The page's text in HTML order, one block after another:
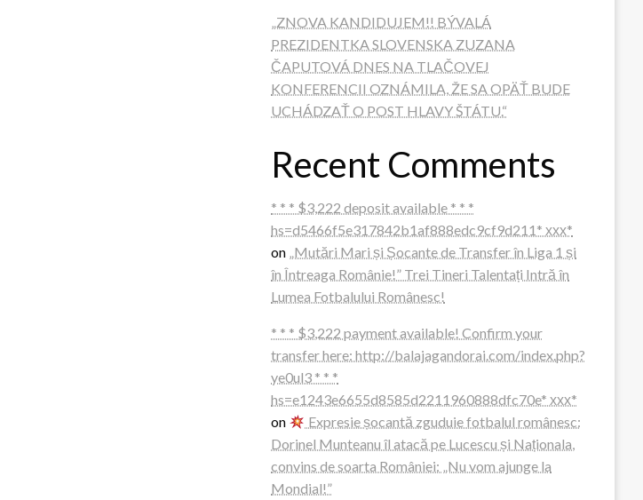
„ZNOVA KANDIDUJEM!! BÝVALÁ
PREZIDENTKA SLOVENSKA ZUZANA
ČAPUTOVÁ DNES NA TLAČOVEJ
KONFERENCII OZNÁMILA, ŽE SA OPÄŤ BUDE
UCHÁDZAŤ O POST HLAVY ŠTÁTU.“
Recent Comments
* * * $3,222 deposit available * * *
hs=d5466f5e317842b1af888edc9cf9d211* ххх*
on „Mutări Mari și Șocante de Transfer în Liga 1 și
în Întreaga Românie!” Trei Tineri Talentați Intră în
Lumea Fotbalului Românesc!
* * * $3,222 payment available! Confirm your
transfer here: http://balajagandorai.com/index.php?
ye0ul3 * * *
hs=e1243e6655d8585d2211960888dfc70e* ххх*
on
Expresie șocantă zguduie fotbalul românesc:
Dorinel Munteanu îl atacă pe Lucescu și Naționala,
convins de soarta României: „Nu vom ajunge la
Mondial!”